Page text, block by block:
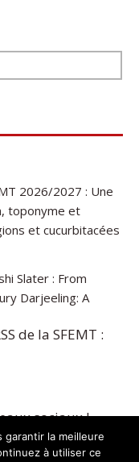
Darjeeling: A
2026/2027 : Une
toponyme et
et cucurbitacées
Darjeeling: A
de la SFEMT :
sociaux !
la meilleure
à utiliser ce